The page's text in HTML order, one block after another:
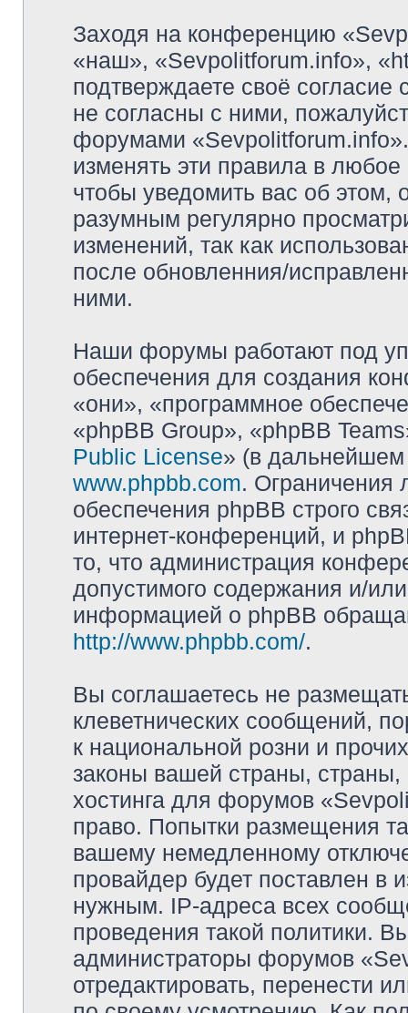
Заходя на конференцию
«наш», «Sevpolitforum.info»,
подтверждаете своё
не согласны с ними,
форумами
изменять эти правила в
чтобы уведомить вас об
разумным регулярно
изменений, так как
после обновленния/
ними.
Наши форумы работают под
обеспечения для создания
«они», «программное
«phpBB Group», «phpBB
Public License» (в дальнейшем
www.phpbb.com. Ограничения
обеспечения phpBB строго
интернет-конференций, и
то, что администрация
допустимого содержания и/
информацией о phpBB
http://www.phpbb.com/.
Вы соглашаетесь не
клеветнических сообщений,
к национальной розни и
законы вашей страны, страны,
хостинга для форумов
право. Попытки размещения
вашему немедленному
провайдер будет поставлен в
нужным. IP-адреса всех
проведения такой политики.
администраторы форумов
отредактировать, перенести